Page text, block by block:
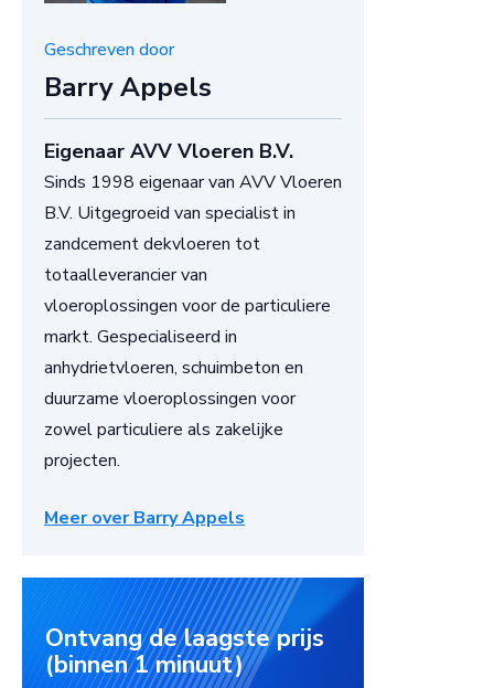
Geschreven door
Barry Appels
Eigenaar AVV Vloeren B.V.
Sinds 1998 eigenaar van AVV Vloeren
B.V. Uitgegroeid van specialist in
zandcement dekvloeren tot
totaalleverancier van
vloeroplossingen voor de particuliere
markt. Gespecialiseerd in
anhydrietvloeren, schuimbeton en
duurzame vloeroplossingen voor
zowel particuliere als zakelijke
projecten.
Meer over Barry Appels
Ontvang de laagste prijs
(binnen 1 minuut)